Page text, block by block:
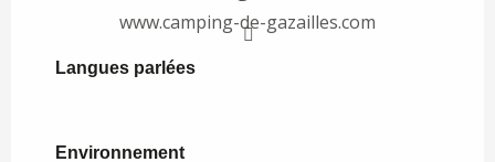
www.camping-de-gazailles.com
Langues parlées
Langues parlées
Environnement
Environnement